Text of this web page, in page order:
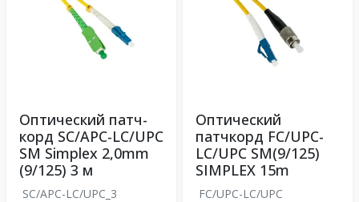
Оптический патч-
корд SC/APC-LC/UPC
SM Simplex 2,0mm
(9/125) 3 м
SC/APC-LC/UPC_3
Оптический
патчкорд FC/UPC-
LC/UPC SM(9/125)
SIMPLEX 15m
FC/UPC-LC/UPC